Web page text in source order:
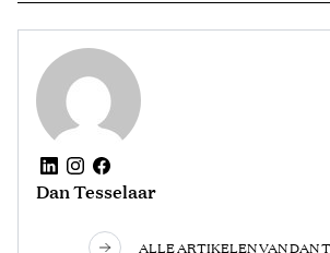
Dan Tesselaar
ALLE ARTIKELEN VAN DAN